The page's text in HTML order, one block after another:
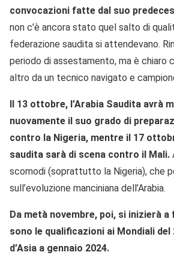
convocazioni fatte dal suo
non c’è ancora stato quel salto di
federazione saudita si attendevano.
periodo di assestamento, ma è chiaro
altro da un tecnico navigato e
Il 13 ottobre, l’Arabia Saudita avrà
nuovamente il suo grado di
contro la Nigeria, mentre il 17
saudita sarà di scena contro il Mali.
scomodi (soprattutto la Nigeria), che
sull’evoluzione manciniana dell’Arabia.
Da metà novembre, poi, si inizierà
sono le qualificazioni ai Mondiali del
d’Asia a gennaio 2024.